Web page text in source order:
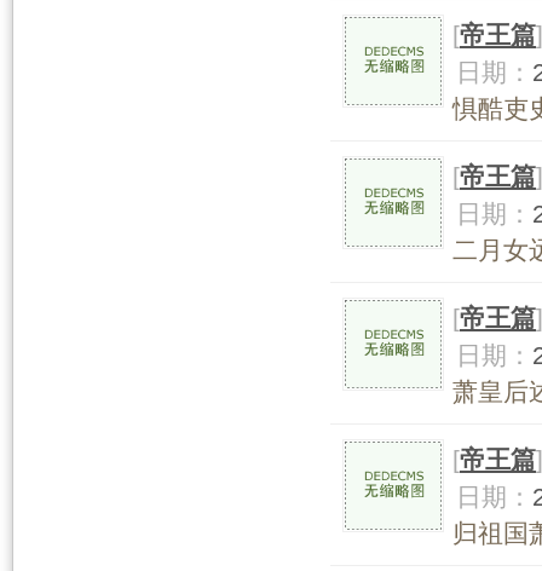
[帝王篇
日期：
惧酷吏
[帝王篇
日期：
二月女
[帝王篇
日期：
萧皇后
[帝王篇
日期：
归祖国